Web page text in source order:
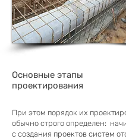
Основные этапы
проектирования
При этом порядок их
обычно строго определен:
с создания проектов систем